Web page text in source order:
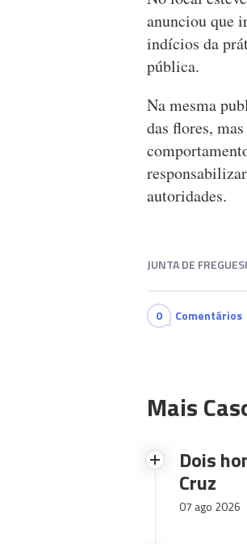
anunciou que
indícios da
pública.
Na mesma
das flores,
autoridades.
JUNTA DE
0 Comentários
Mais
Dois
Cruz
07 ago 2026